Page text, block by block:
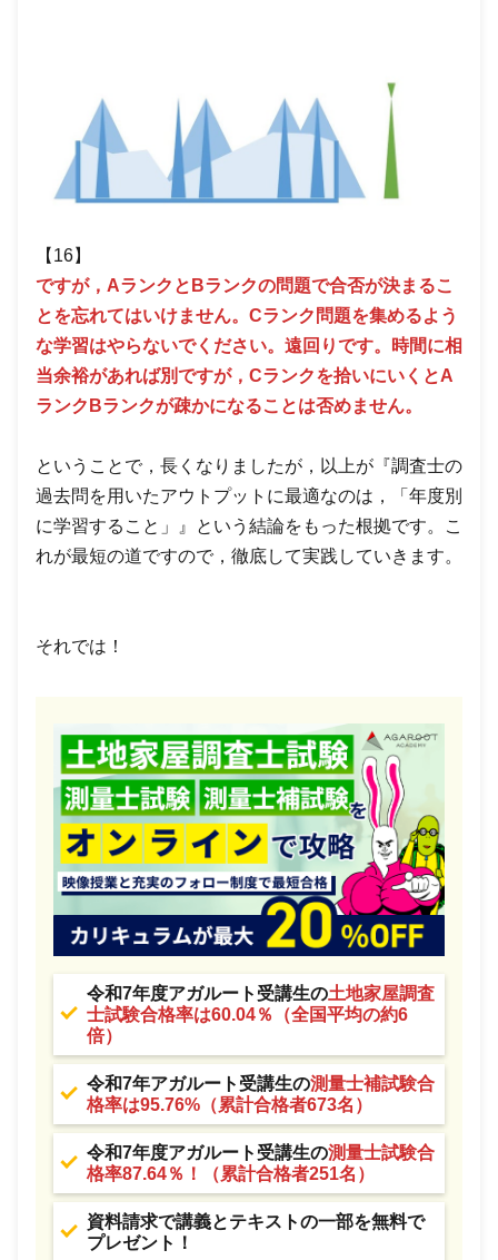
【16】
ですが，AランクとBランクの問題で合否が決まるこ
とを忘れてはいけません。Cランク問題を集めるよう
な学習はやらないでください。遠回りです。時間に相
当余裕があれば別ですが，Cランクを拾いにいくとA
ランクBランクが疎かになることは否めません。
ということで，長くなりましたが，以上が『調査士の
過去問を用いたアウトプットに最適なのは，「年度別
に学習すること」』という結論をもった根拠です。こ
れが最短の道ですので，徹底して実践していきます。
それでは！
令和7年度アガルート受講生の土地家屋調査
士試験合格率は60.04％（全国平均の約6
倍）
令和7年アガルート受講生の測量士補試験合
格率は95.76%（累計合格者673名）
令和7年度アガルート受講生の測量士試験合
格率87.64％！（累計合格者251名）
資料請求で講義とテキストの一部を無料で
プレゼント！